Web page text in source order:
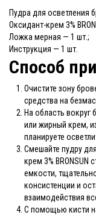
Пудра для осветления
Оксидант-крем 3%
Ложка мерная — 1 шт.;
Инструкция — 1 шт.
Способ
Очистите зону
средства на
На область вокруг
или жирный крем,
планируете
Смешайте пудру
крем 3% BRONSUN
емкости,
консистенции и
взаимодействия
С помощью кисти